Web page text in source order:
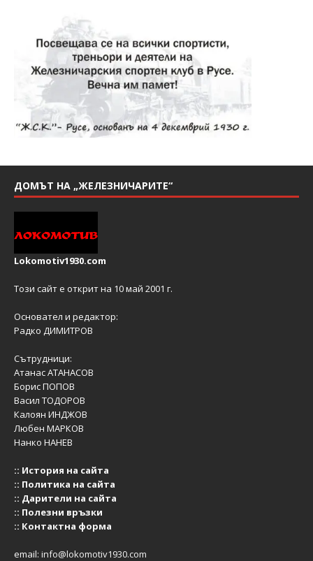
ДОМЪТ НА „ЖЕЛЕЗНИЧАРИТЕ“
Lokomotiv1930.com
Този сайт е открит на 10 май 2001 г.
Основател и редактор:
Радко ДИМИТРОВ
Сътрудници:
Атанас АТАНАСОВ
Борис ПОПОВ
Васил ТОДОРОВ
Калоян ИНДЖОВ
Любен МАРКОВ
Нанко НАНЕВ
:: История на сайта
:: Политика на сайта
:: Дарители на сайта
:: Полезни връзки
:: Контактна форма
email: info@lokomotiv1930.com